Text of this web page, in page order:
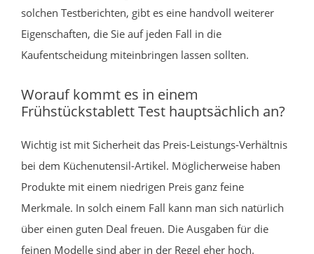
solchen Testberichten, gibt es eine handvoll weiterer
Eigenschaften, die Sie auf jeden Fall in die
Kaufentscheidung miteinbringen lassen sollten.
Worauf kommt es in einem
Frühstückstablett Test hauptsächlich an?
Wichtig ist mit Sicherheit das Preis-Leistungs-Verhältnis
bei dem Küchenutensil-Artikel. Möglicherweise haben
Produkte mit einem niedrigen Preis ganz feine
Merkmale. In solch einem Fall kann man sich natürlich
über einen guten Deal freuen. Die Ausgaben für die
feinen Modelle sind aber in der Regel eher hoch.